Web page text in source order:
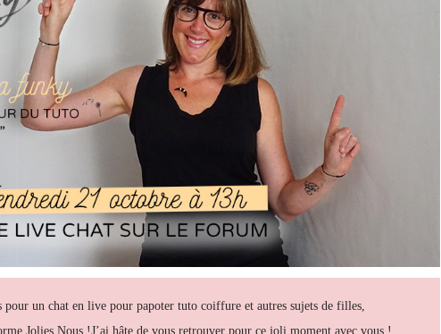
pour un chat en live pour papoter tuto coiffure et autres sujets de filles,
Jolies Nous !J’ai hâte de vous retrouver pour ce joli moment avec vous !